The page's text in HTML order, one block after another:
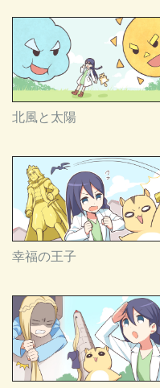
北風と太陽
幸福の王子